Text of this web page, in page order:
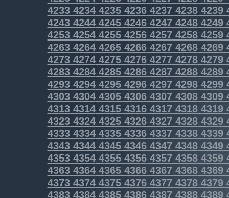
4233423442354236423742384239
4243424442454246424742484249
4253425442554256425742584259
4263426442654266426742684269
4273427442754276427742784279
4283428442854286428742884289
4293429442954296429742984299
4303430443054306430743084309
43134314431543164317 43184319
43234324432543264327 43284329
43334334433543364337 43384339
4343434443454346434743484349
4353435443554356435743584359
43634364436543664367 43684369
43734374437543764377 43784379
43834384438543864387 43884389